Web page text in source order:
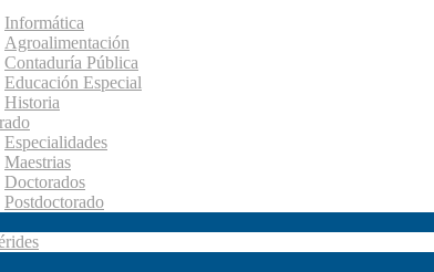
Informática
Agroalimentación
Contaduría Pública
Educación Especial
Historia
Especialidades
Maestrias
Doctorados
Postdoctorado